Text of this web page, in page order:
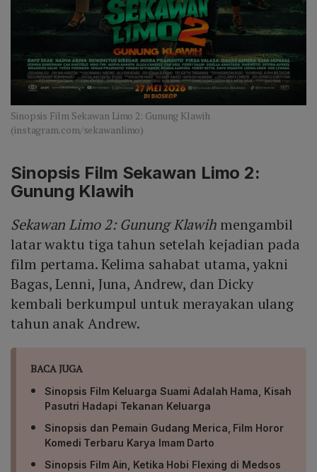
Sinopsis Film Sekawan Limo 2: Gunung Klawih
(instagram.com/sekawanlimo)
Sinopsis Film Sekawan Limo 2:
Gunung Klawih
Sekawan Limo 2: Gunung Klawih mengambil
latar waktu tiga tahun setelah kejadian pada
film pertama. Kelima sahabat utama, yakni
Bagas, Lenni, Juna, Andrew, dan Dicky
kembali berkumpul untuk merayakan ulang
tahun anak Andrew.
BACA JUGA
Sinopsis Film Keluarga Suami Adalah Hama, Kisah
Pasutri Hadapi Tekanan Keluarga
Sinopsis dan Pemain Gudang Merica, Film Horor
Komedi Terbaru Karya Imam Darto
Sinopsis Film Ain, Ketika Hobi Flexing di Medsos